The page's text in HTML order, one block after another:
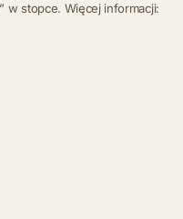
w stopce. Więcej informacji:
z